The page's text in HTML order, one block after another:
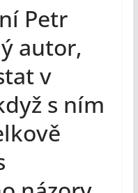
Petr
autor,
v
s ním